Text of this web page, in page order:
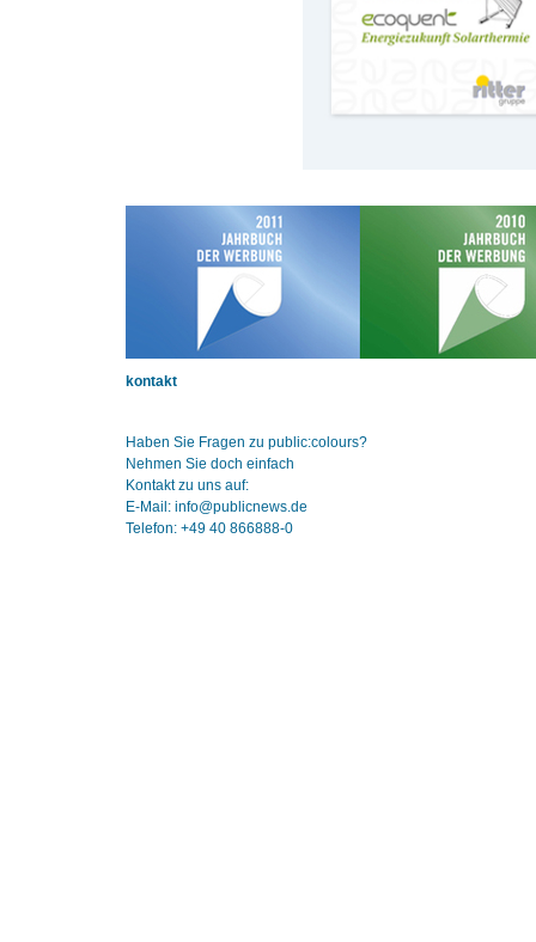
kontakt
Haben Sie Fragen zu public:colours?
Nehmen Sie doch einfach
Kontakt zu uns auf:
E-Mail: info@publicnews.de
Telefon: +49 40 866888-0